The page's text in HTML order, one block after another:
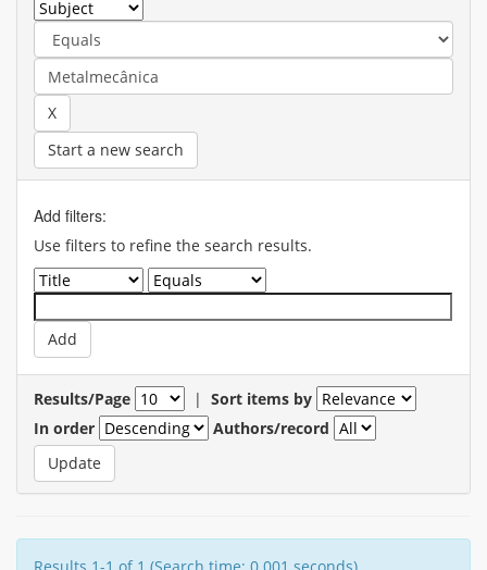
Start a new search
Add filters:
Use filters to refine the search results.
Results/Page | Sort items by
In order
Authors/record